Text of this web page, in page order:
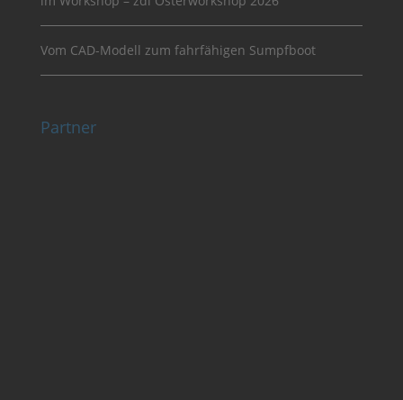
Vom CAD-Modell zum fahrfähigen Sumpfboot
Partner